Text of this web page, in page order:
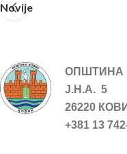
Novije
ОПШТИНА
Ј.Н.А. 5
26220
+381 13